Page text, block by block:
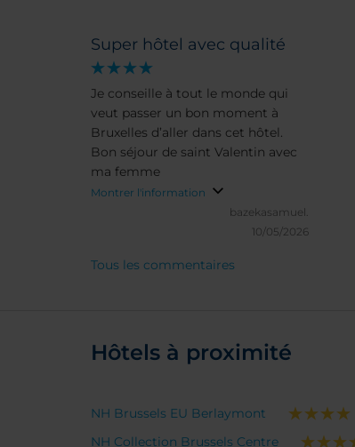
Super hôtel avec qualité
Je conseille à tout le monde qui
veut passer un bon moment à
Bruxelles d’aller dans cet hôtel.
Bon séjour de saint Valentin avec
ma femme
Montrer l'information
bazekasamuel.
10/05/2026
Tous les commentaires
Hôtels à proximité
NH Brussels EU Berlaymont
NH Collection Brussels Centre